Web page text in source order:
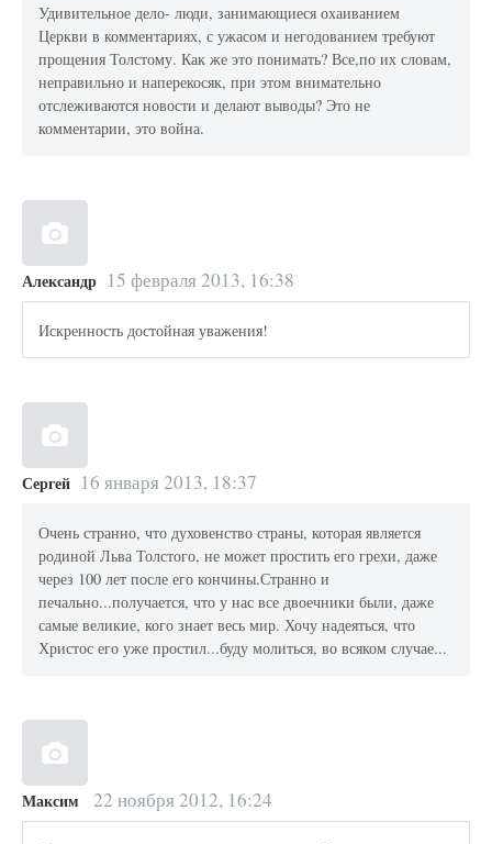
Удивительное дело- люди, занимающиеся охаиванием
Церкви в комментариях, с ужасом и негодованием требуют
прощения Толстому. Как же это понимать? Все,по их словам,
неправильно и наперекосяк, при этом внимательно
отслеживаются новости и делают выводы? Это не
комментарии, это война.
Александр 15 февраля 2013, 16:38
Искренность достойная уважения!
Сергей 16 января 2013, 18:37
Очень странно, что духовенство страны, которая является
родиной Льва Толстого, не может простить его грехи, даже
через 100 лет после его кончины.Странно и
печально...получается, что у нас все двоечники были, даже
самые великие, кого знает весь мир. Хочу надеяться, что
Христос его уже простил...буду молиться, во всяком случае...
Максим 22 ноября 2012, 16:24